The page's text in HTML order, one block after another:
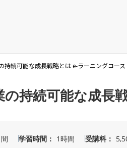
持続可能な成長戦略とは e-ラーニングコース
持続可能な成長
学習時間 1時間 受講料